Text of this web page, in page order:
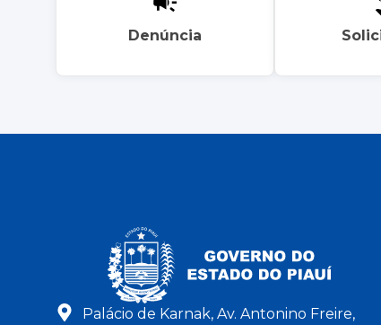
Denúncia
Palácio de Karnak, Av. Antonino Freire,